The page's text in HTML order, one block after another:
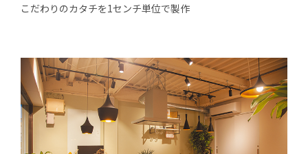
こだわりのカタチを1センチ単位で製作